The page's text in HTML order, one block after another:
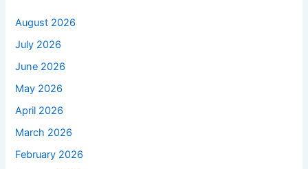
August 2026
July 2026
June 2026
May 2026
April 2026
March 2026
February 2026